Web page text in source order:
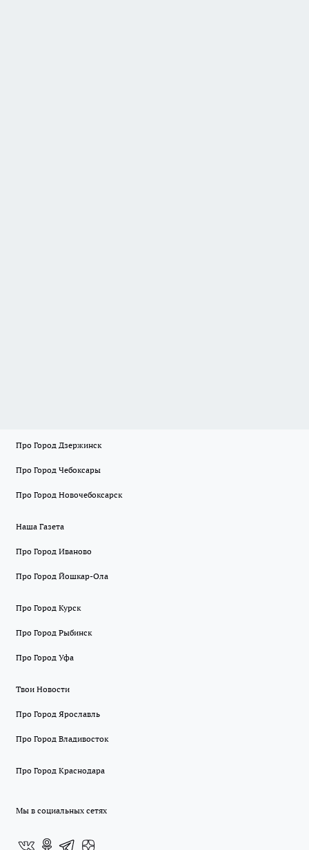
Про Город Дзержинск
Про Город Чебоксары
Про Город Новочебоксарск
Наша Газета
Про Город Иваново
Про Город Йошкар-Ола
Про Город Курск
Про Город Рыбинск
Про Город Уфа
Твои Новости
Про Город Ярославль
Про Город Владивосток
Про Город Краснодара
Мы в социальных сетях